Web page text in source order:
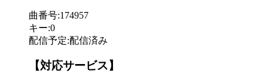
曲番号:174957
キー:0
配信予定:配信済み
【対応サービス】